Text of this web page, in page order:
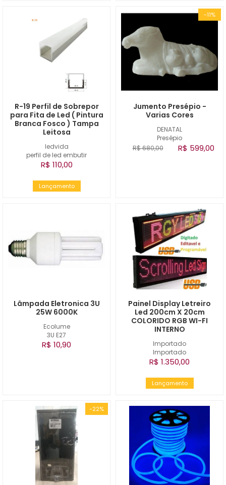
ledvida
perfil de led embutir
R-19 Perfil de Sobrepor
para Fita de Led ( Pintura
Branca Fosco ) Tampa
Leitosa
R$ 110,00
Lançamento
-11%
DENATAL
Presépio
Jumento Presépio -
Varias Cores
R$ 680,00 R$ 599,00
Ecolume
3U E27
Lâmpada Eletronica 3U
25W 6000K
R$ 10,90
Importado
Importado
Painel Display Letreiro
Led 200cm X 20cm
COLORIDO RGB WI-FI
INTERNO
R$ 1.350,00
Lançamento
-22%